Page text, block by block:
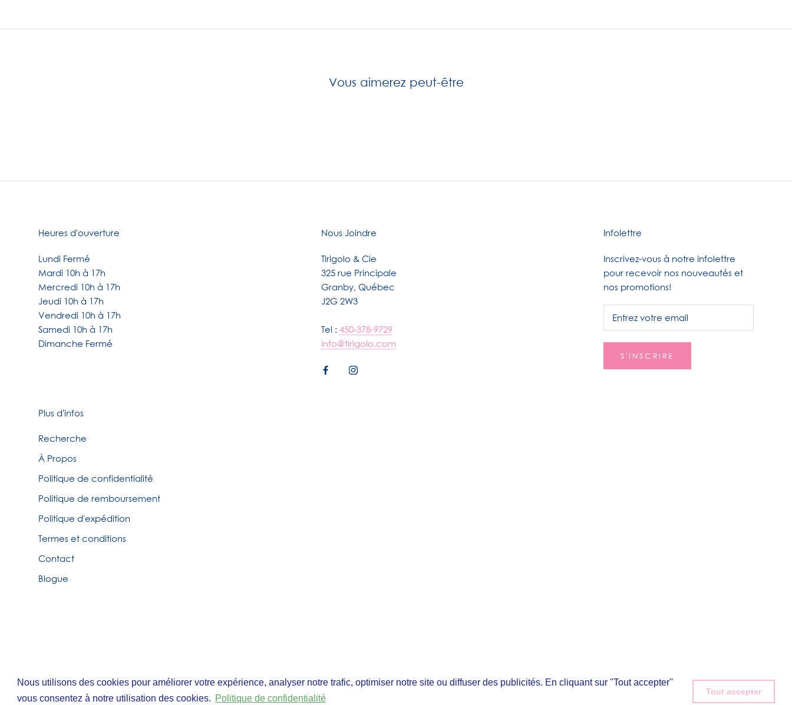
Nous utilisons des cookies pour améliorer votre expérience, analyser notre trafic, optimiser notre site ou diffuser des publicités. En cliquant sur ''Tout accepter''
vous consentez à notre utilisation des cookies. Politique de confidentialité
Tout accepter
Nous utilisons des cookies pour améliorer votre expérience, analyser notre trafic, optimiser notre site ou diffuser des publicités. En cliquant sur ''Tout accepter''
vous consentez à notre utilisation des cookies. Politique de confidentialité
Tout accepter
Vous aimerez peut-être
Heures d'ouverture
Lundi Fermé
Mardi 10h à 17h
Mercredi 10h à 17h
Jeudi 10h à 17h
Vendredi 10h à 17h
Samedi 10h à 17h
Dimanche Fermé
Nous Joindre
Tirigolo & Cie
325 rue Principale
Granby, Québec
J2G 2W3
Tel : 450-378-9729
info@tirigolo.com
Infolettre
Inscrivez-vous à notre infolettre
pour recevoir nos nouveautés et
nos promotions!
S'INSCRIRE
Plus d'infos
Recherche
À Propos
Politique de confidentialité
Politique de remboursement
Politique d'expédition
Termes et conditions
Contact
Blogue
Fait parThird Party Studio